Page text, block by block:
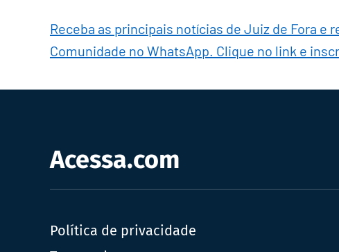
Receba as principais notícias de Juiz de Fora e
Comunidade no WhatsApp. Clique no link e
Acessa.com
Política de privacidade